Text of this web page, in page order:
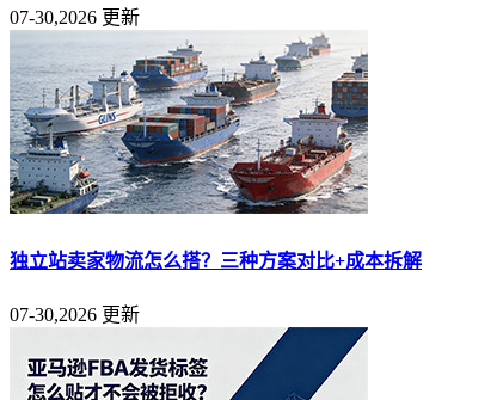
07-30,2026 更新
独立站卖家物流怎么搭？三种方案对比+成本拆解
07-30,2026 更新